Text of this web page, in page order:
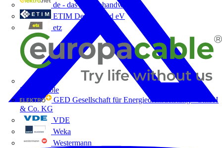
de - das Elektrohandwerk
ETIM Deutschland eV
etz
Europacable
GED Gesellschaft für Energiedienstleistung - GmbH
& Co. KG
VDE
Weka
Westermann